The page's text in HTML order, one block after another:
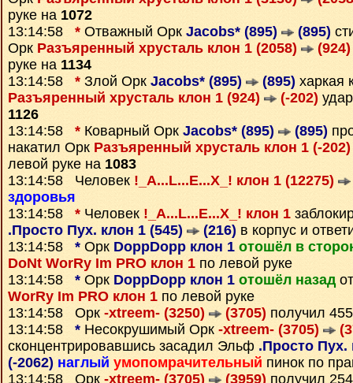
руке на 1072
13:14:58 * Отважный Орк Jacobs* (895) (895)
Орк Разъяренный хрусталь клон 1 (2058) (924)
руке на 1134
13:14:58 * Злой Орк Jacobs* (895) (895) харкая
Разъяренный хрусталь клон 1 (924)
(-202)
1126
13:14:58 * Коварный Орк Jacobs* (895) (895)
накатил Орк Разъяренный хрусталь клон 1 (-
левой руке на 1083
13:14:58 Человек !_A...L...E...X_! клон 1 (12275)
здоровья
13:14:58 * Человек !_A...L...E...X_! клон 1
.Просто Пух. клон 1 (545)
(216) в корпус и
13:14:58 * Орк DoppDopp клон 1 отошёл в
DoNt WorRy Im PRO клон 1 по левой руке
13:14:58 * Орк DoppDopp клон 1 отошёл назад
WorRy Im PRO клон 1 по левой руке
13:14:58 Орк -xtreem- (3250) (3705) получил
13:14:58 * Несокрушимый Орк -xtreem- (3705)
сконцентрировавшись засадил Эльф .Просто Пух.
(-2062) наглый умопомрачительный пинок по
13:14:58 Орк -xtreem- (3705) (3959) получил